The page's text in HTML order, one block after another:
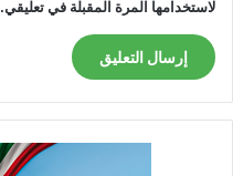
لاستخدامها المرة المقبلة في تعليقي.